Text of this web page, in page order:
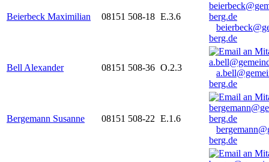
Beierbeck Maximilian 08151 508-18 E.3.6
berg.de
Bell Alexander 08151 508-36 O.2.3
berg.de
Bergemann Susanne 08151 508-22 E.1.6
berg.de